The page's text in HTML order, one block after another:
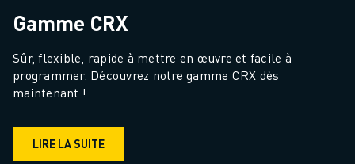
Gamme CRX
Sûr, flexible, rapide à mettre en œuvre et facile à
programmer. Découvrez notre gamme CRX dès
maintenant !
LIRE LA SUITE